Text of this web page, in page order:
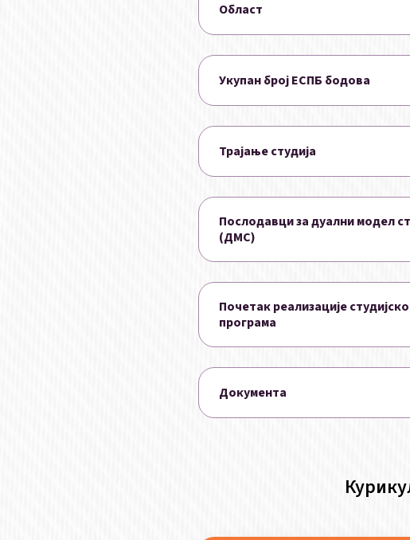
Област
Укупан број ЕСПБ бодова
Трајање студија
Послодавци за дуални модел
(ДМС)
Почетак реализације
програма
Документа